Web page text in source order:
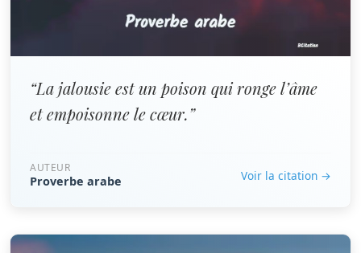
“La jalousie est un poison qui ronge l’âme
et empoisonne le cœur.”
AUTEUR
Proverbe arabe Voir la citation →